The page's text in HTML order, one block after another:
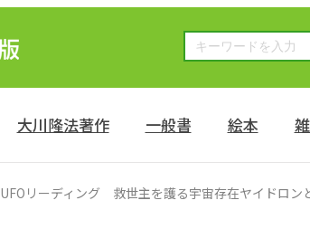
大川隆法著作 一般書 絵本
UFOリーディング 救世主を護る宇宙存在ヤイドロン